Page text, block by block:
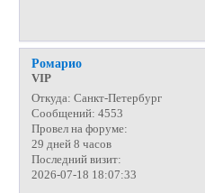
Ромарио
VIP
Откуда: Санкт-Петербург
Сообщений: 4553
Провел на форуме:
29 дней 8 часов
Последний визит:
2026-07-18 18:07:33